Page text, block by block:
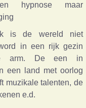
hypnose maar
is de wereld niet
in een rijk gezin
arm. De een in
een land met oorlog
muzikale talenten, de
e.d.